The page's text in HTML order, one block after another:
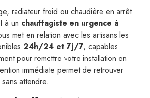
radiateur froid ou chaudière en arrêt
à un chauffagiste en urgence à
met en relation avec les artisans les
24h/24 et 7j/7, capables
pour remettre votre installation en
immédiate permet de retrouver
attendre.